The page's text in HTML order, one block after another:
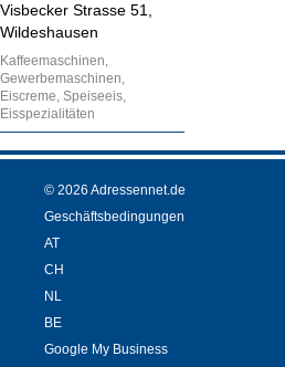
Visbecker Strasse 51,
Wildeshausen
Kaffeemaschinen,
Gewerbemaschinen,
Eiscreme, Speiseeis,
Eisspezialitäten
© 2026 Adressennet.de
Geschäftsbedingungen
AT
CH
NL
BE
Google My Business